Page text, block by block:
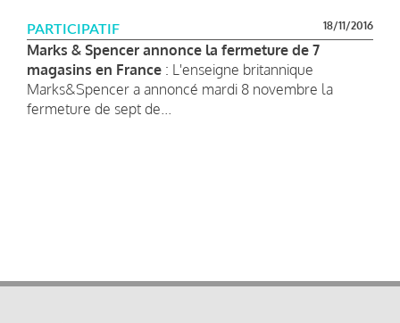
PARTICIPATIF 18/11/2016
Marks & Spencer annonce la fermeture de 7
magasins en France : L'enseigne britannique
Marks&Spencer a annoncé mardi 8 novembre la
fermeture de sept de...